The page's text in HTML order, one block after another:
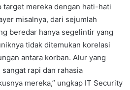
target mereka dengan hati-hati
misalnya, dari sejumlah
beredar hanya segelintir yang
tidak ditemukan korelasi
antara korban. Alur yang
rapi dan rahasia
mereka,” ungkap IT Security